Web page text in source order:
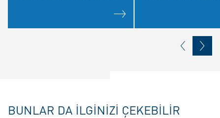
BUNLAR DA ILGINIZI ÇEKEBILIR